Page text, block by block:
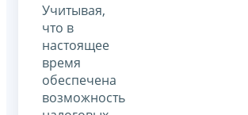
Учитывая,
что в
настоящее
время
обеспечена
возможность